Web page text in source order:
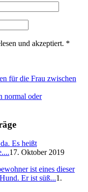
und akzeptiert. *
für die Frau zwischen
normal oder
Es heißt
17. Oktober 2019
ist eines dieser
Er ist süß...1.